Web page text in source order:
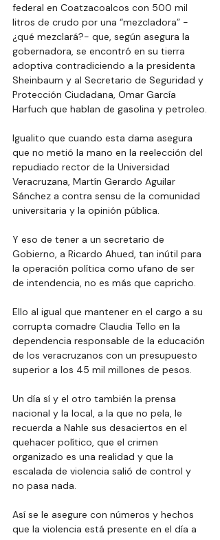
federal en Coatzacoalcos con 500 mil
litros de crudo por una “mezcladora” -
¿qué mezclará?- que, según asegura la
gobernadora, se encontró en su tierra
adoptiva contradiciendo a la presidenta
Sheinbaum y al Secretario de Seguridad y
Protección Ciudadana, Omar García
Harfuch que hablan de gasolina y petroleo.
Igualito que cuando esta dama asegura
que no metió la mano en la reelección del
repudiado rector de la Universidad
Veracruzana, Martín Gerardo Aguilar
Sánchez a contra sensu de la comunidad
universitaria y la opinión pública.
Y eso de tener a un secretario de
Gobierno, a Ricardo Ahued, tan inútil para
la operación política como ufano de ser
de intendencia, no es más que capricho.
Ello al igual que mantener en el cargo a su
corrupta comadre Claudia Tello en la
dependencia responsable de la educación
de los veracruzanos con un presupuesto
superior a los 45 mil millones de pesos.
Un día sí y el otro también la prensa
nacional y la local, a la que no pela, le
recuerda a Nahle sus desaciertos en el
quehacer político, que el crimen
organizado es una realidad y que la
escalada de violencia salió de control y
no pasa nada.
Así se le asegure con números y hechos
que la violencia está presente en el día a